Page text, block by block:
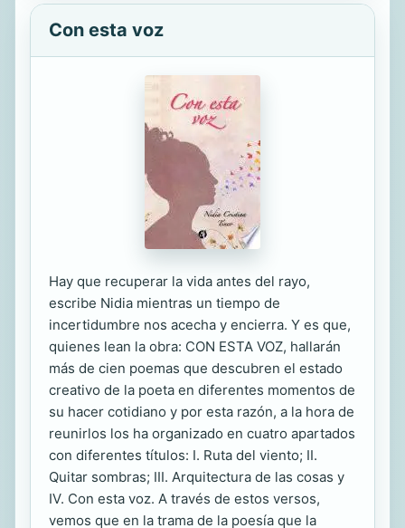
Con esta voz
Hay que recuperar la vida antes del rayo,
escribe Nidia mientras un tiempo de
incertidumbre nos acecha y encierra. Y es que,
quienes lean la obra: CON ESTA VOZ, hallarán
más de cien poemas que descubren el estado
creativo de la poeta en diferentes momentos de
su hacer cotidiano y por esta razón, a la hora de
reunirlos los ha organizado en cuatro apartados
con diferentes títulos: I. Ruta del viento; II.
Quitar sombras; III. Arquitectura de las cosas y
IV. Con esta voz. A través de estos versos,
vemos que en la trama de la poesía que la